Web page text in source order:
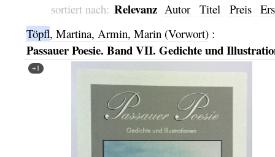
sortiert nach: Relevanz Autor Titel Preis
Töpfl, Martina, Armin, Marin (Vorwort):
Passauer Poesie. Band VII. Gedichte und
+1